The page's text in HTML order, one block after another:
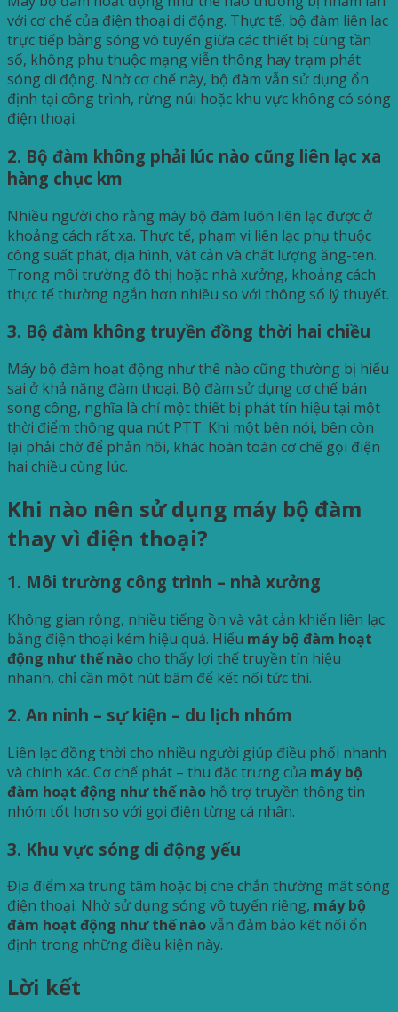
với cơ chế của điện thoại di động. Thực tế, bộ đàm liên lạc
trực tiếp bằng sóng vô tuyến giữa các thiết bị cùng tần
số, không phụ thuộc mạng viễn thông hay trạm phát
sóng di động. Nhờ cơ chế này, bộ đàm vẫn sử dụng ổn
định tại công trình, rừng núi hoặc khu vực không có sóng
điện thoại.
2. Bộ đàm không phải lúc nào cũng liên lạc xa
hàng chục km
Nhiều người cho rằng máy bộ đàm luôn liên lạc được ở
khoảng cách rất xa. Thực tế, phạm vi liên lạc phụ thuộc
công suất phát, địa hình, vật cản và chất lượng ăng-ten.
Trong môi trường đô thị hoặc nhà xưởng, khoảng cách
thực tế thường ngắn hơn nhiều so với thông số lý thuyết.
3. Bộ đàm không truyền đồng thời hai chiều
Máy bộ đàm hoạt động như thế nào cũng thường bị hiểu
sai ở khả năng đàm thoại. Bộ đàm sử dụng cơ chế bán
song công, nghĩa là chỉ một thiết bị phát tín hiệu tại một
thời điểm thông qua nút PTT. Khi một bên nói, bên còn
lại phải chờ để phản hồi, khác hoàn toàn cơ chế gọi điện
hai chiều cùng lúc.
Khi nào nên sử dụng máy bộ đàm
thay vì điện thoại?
1. Môi trường công trình – nhà xưởng
Không gian rộng, nhiều tiếng ồn và vật cản khiến liên lạc
bằng điện thoại kém hiệu quả. Hiểu máy bộ đàm hoạt
động như thế nàocho thấy lợi thế truyền tín hiệu
nhanh, chỉ cần một nút bấm để kết nối tức thì.
2. An ninh – sự kiện – du lịch nhóm
Liên lạc đồng thời cho nhiều người giúp điều phối nhanh
và chính xác. Cơ chế phát – thu đặc trưng của máy bộ
đàm hoạt động như thế nào hỗ trợ truyền thông tin
nhóm tốt hơn so với gọi điện từng cá nhân.
3. Khu vực sóng di động yếu
Địa điểm xa trung tâm hoặc bị che chắn thường mất sóng
điện thoại. Nhờ sử dụng sóng vô tuyến riêng, máy bộ
đàm hoạt động như thế nàovẫn đảm bảo kết nối ổn
định trong những điều kiện này.
Lời kết